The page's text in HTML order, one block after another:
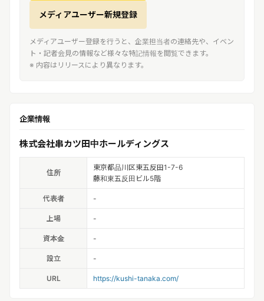
メディアユーザー新規登録
メディアユーザー登録を行うと、企業担当者の連絡先や、イベン
ト・記者会見の情報など様々な特記情報を閲覧できます。
※ 内容はリリースにより異なります。
企業情報
株式会社串カツ田中ホールディングス
住所
東京都品川区東五反田1-7-6
藤和東五反田ビル5階
代表者 -
上場 -
資本金 -
設立 -
URL https://kushi-tanaka.com/